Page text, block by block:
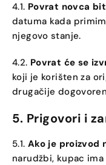
4.1. Povrat novca
datuma kada
njegovo stanje.
4.2. Povrat će se
koji je korišten za
drugačije
5. Prigovori i
5.1. Ako je proizvod
narudžbi, kupac